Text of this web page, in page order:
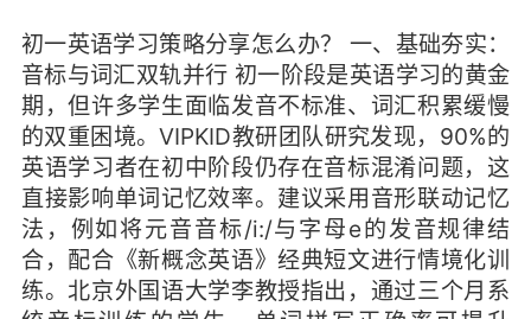
初一英语学习策略分享怎么办？ 一、基础夯实：
音标与词汇双轨并行 初一阶段是英语学习的黄金
期，但许多学生面临发音不标准、词汇积累缓慢
的双重困境。VIPKID教研团队研究发现，90%的
英语学习者在初中阶段仍存在音标混淆问题，这
直接影响单词记忆效率。建议采用音形联动记忆
法，例如将元音音标/i:/与字母e的发音规律结
合，配合《新概念英语》经典短文进行情境化训
练。北京外国语大学李教授指出，通过三个月系